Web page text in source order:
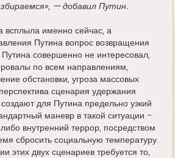
— добавил Путин.
всплыла именно сейчас, а
Путина вопрос возвращения
совершенно не интересовал,
по всем направлениям,
обстановки, угроза массовых
сценария удержания
для Путина предельно узкий
маневр в такой ситуации -
внутренний террор, посредством
сбросить социальную температуру.
этих двух сценариев требуется то,